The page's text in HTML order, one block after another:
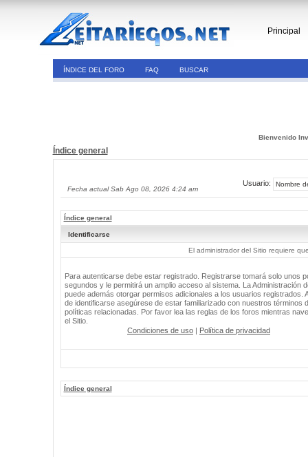
Principal
ÍNDICE DEL FORO FAQ BUSCAR
Bienvenido
Índice general
Fecha actual Sab Ago 08, 2026 4:24 am
Usuario:
Índice general
Identificarse
El administrador del Sitio requiere
Para autenticarse debe estar registrado. Registrarse tomará solo unos
segundos y le permitirá un amplio acceso al sistema. La Administración
puede además otorgar permisos adicionales a los usuarios registrados.
de identificarse asegúrese de estar familiarizado con nuestros términos
políticas relacionadas. Por favor lea las reglas de los foros mientras
el Sitio.
Condiciones de uso | Política de privacidad
Índice general